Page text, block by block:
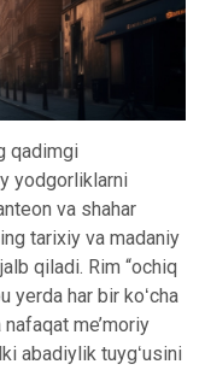
qadimgi
yodgorliklarni
va shahar
tarixiy va madaniy
qiladi. Rim “ochiq
yerda har bir koʻcha
me’moriy
abadiylik tuygʻusini